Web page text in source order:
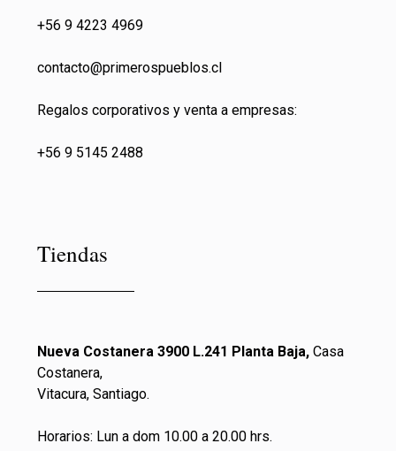
+56 9 4223 4969
contacto@primerospueblos.cl
Regalos corporativos y venta a empresas:
+56 9 5145 2488
Tiendas
Nueva Costanera 3900 L.241 Planta Baja, Casa
Costanera,
Vitacura, Santiago.
Horarios: Lun a dom 10.00 a 20.00 hrs.